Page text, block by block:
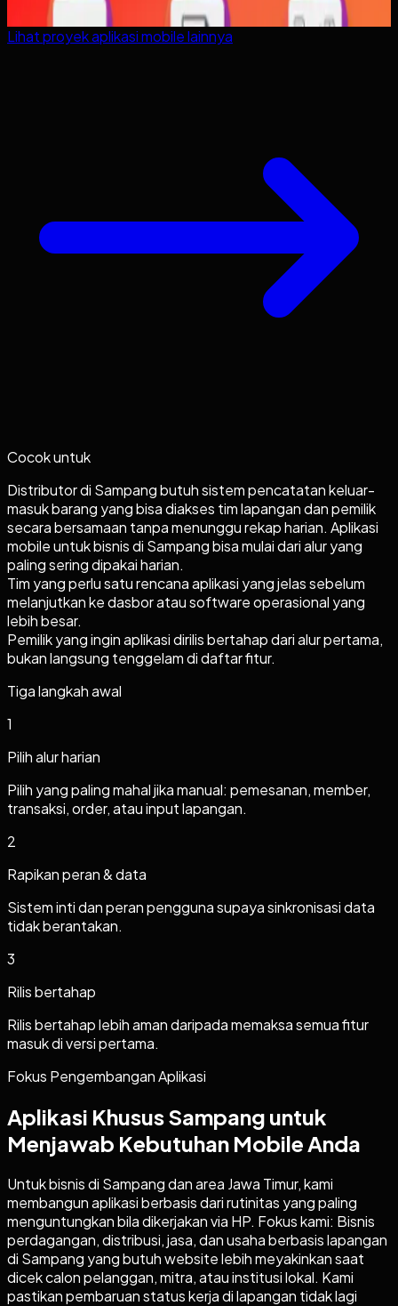
Lihat proyekaplikasi mobilelainnya
Cocok untuk
Distributor di Sampang butuh sistem pencatatan keluar-
masuk barang yang bisa diakses tim lapangan dan pemilik
secara bersamaan tanpa menunggu rekap harian. Aplikasi
mobile untuk bisnis di Sampang bisa mulai dari alur yang
paling sering dipakai harian.
Tim yang perlu satu rencana aplikasi yang jelas sebelum
melanjutkan ke dasbor atau software operasional yang
lebih besar.
Pemilik yang ingin aplikasi dirilis bertahap dari alur pertama,
bukan langsung tenggelam di daftar fitur.
Tiga langkah awal
1
Pilih alur harian
Pilih yang paling mahal jika manual: pemesanan, member,
transaksi, order, atau input lapangan.
2
Rapikan peran & data
Sistem inti dan peran pengguna supaya sinkronisasi data
tidak berantakan.
3
Rilis bertahap
Rilis bertahap lebih aman daripada memaksa semua fitur
masuk di versi pertama.
Fokus Pengembangan Aplikasi
Aplikasi Khusus Sampang untuk
Menjawab Kebutuhan Mobile Anda
Untuk bisnis di Sampang dan area Jawa Timur, kami
membangun aplikasi berbasis dari rutinitas yang paling
menguntungkan bila dikerjakan via HP. Fokus kami: Bisnis
perdagangan, distribusi, jasa, dan usaha berbasis lapangan
di Sampang yang butuh website lebih meyakinkan saat
dicek calon pelanggan, mitra, atau institusi lokal. Kami
pastikan pembaruan status kerja di lapangan tidak lagi